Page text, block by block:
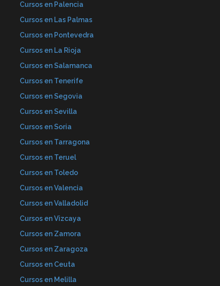
Cursos en Palencia
Cursos en Las Palmas
Cursos en Pontevedra
Cursos en La Rioja
Cursos en Salamanca
Cursos en Tenerife
Cursos en Segovia
Cursos en Sevilla
Cursos en Soria
Cursos en Tarragona
Cursos en Teruel
Cursos en Toledo
Cursos en Valencia
Cursos en Valladolid
Cursos en Vizcaya
Cursos en Zamora
Cursos en Zaragoza
Cursos en Ceuta
Cursos en Melilla